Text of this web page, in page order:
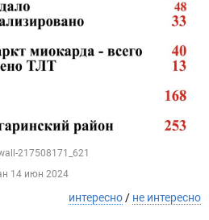
217508171_621
14 июн 2024
интересно/ не интересно